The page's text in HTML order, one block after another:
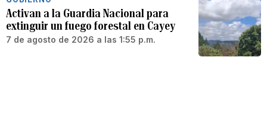
Activan a la Guardia Nacional para
extinguir un fuego forestal en Cayey
7 de agosto de 2026 a las 1:55 p.m.